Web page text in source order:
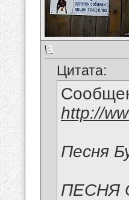
Цитата:
http://
Песня
ПЕСНЯ